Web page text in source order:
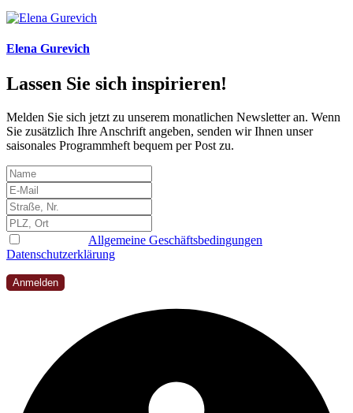
Elena Gurevich
Lassen Sie sich inspirieren!
Melden Sie sich jetzt zu unserem monatlichen Newsletter an. Wenn
Sie zusätzlich Ihre Anschrift angeben, senden wir Ihnen unser
saisonales Programmheft bequem per Post zu.
Allgemeine Geschäftsbedingungen
Datenschutzerklärung
Anmelden